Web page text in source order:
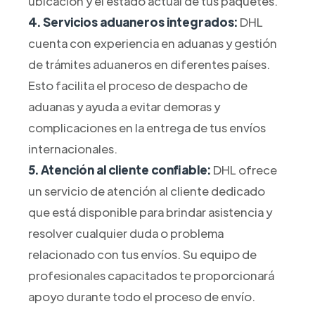
4. Servicios aduaneros integrados: DHL
cuenta con experiencia en aduanas y gestión
de trámites aduaneros en diferentes países.
Esto facilita el proceso de despacho de
aduanas y ayuda a evitar demoras y
complicaciones en la entrega de tus envíos
internacionales.
5. Atención al cliente confiable: DHL ofrece
un servicio de atención al cliente dedicado
que está disponible para brindar asistencia y
resolver cualquier duda o problema
relacionado con tus envíos. Su equipo de
profesionales capacitados te proporcionará
apoyo durante todo el proceso de envío.